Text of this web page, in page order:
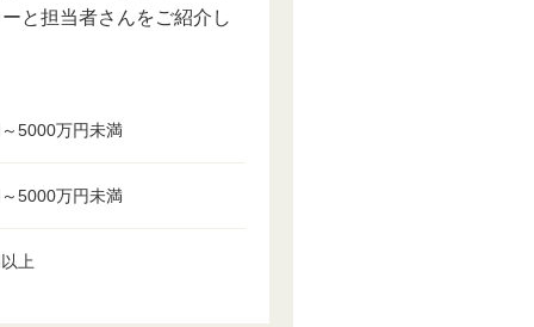
と担当者さんをご紹介し
5000万円未満
5000万円未満
上